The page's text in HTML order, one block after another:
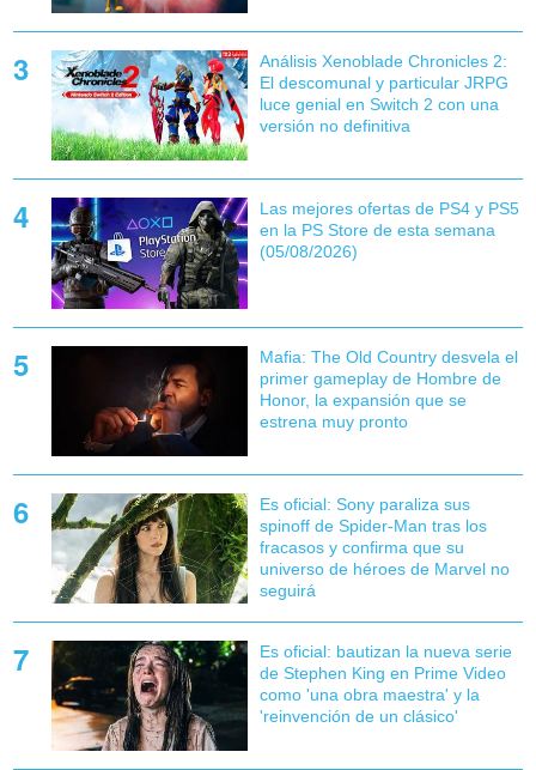
Análisis Xenoblade Chronicles 2:
El descomunal y particular JRPG
luce genial en Switch 2 con una
versión no definitiva
Las mejores ofertas de PS4 y PS5
en la PS Store de esta semana
(05/08/2026)
Mafia: The Old Country desvela el
primer gameplay de Hombre de
Honor, la expansión que se
estrena muy pronto
Es oficial: Sony paraliza sus
spinoff de Spider-Man tras los
fracasos y confirma que su
universo de héroes de Marvel no
seguirá
Es oficial: bautizan la nueva serie
de Stephen King en Prime Video
como 'una obra maestra' y la
'reinvención de un clásico'